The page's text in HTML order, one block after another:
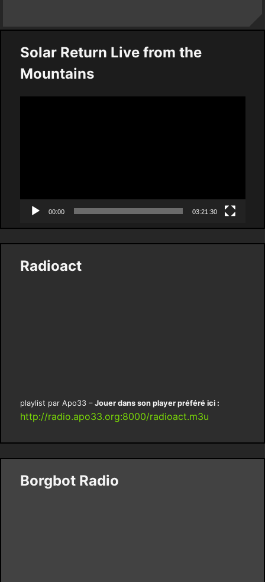
Solar Return Live from the
Mountains
00:00 03:21:30
Radioact
playlist par Apo33 – Jouer dans son player préféré ici :
http://radio.apo33.org:8000/radioact.m3u
Borgbot Radio